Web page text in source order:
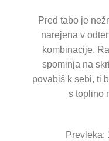
Pred tabo je
narejena v
kombinacije.
spominja na
povabiš k sebi, ti
s toplino
Prevleka: